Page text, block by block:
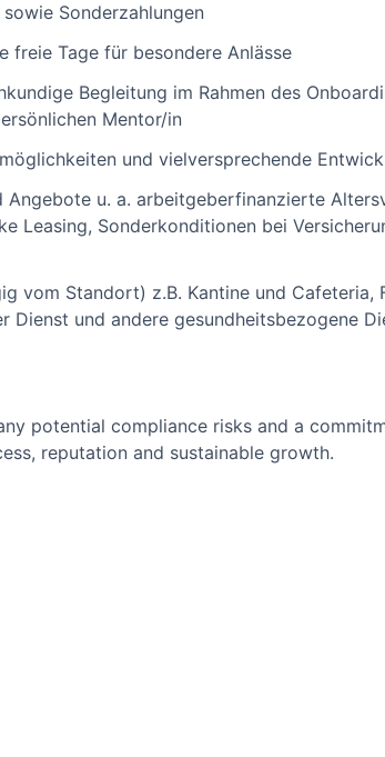
Sonderzahlungen
freie Tage für besondere Anlässe
Begleitung im Rahmen des
Mentor/in
und vielversprechende
Angebote u. a. arbeitgeberfinanzierte
Leasing, Sonderkonditionen bei
vom Standort) z.B. Kantine und Cafeteria,
Dienst und andere gesundheitsbezogene
potential compliance risks and a
reputation and sustainable growth.